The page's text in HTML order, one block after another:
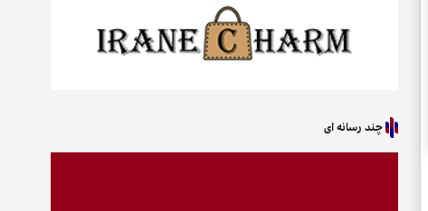
چند رسانه ای